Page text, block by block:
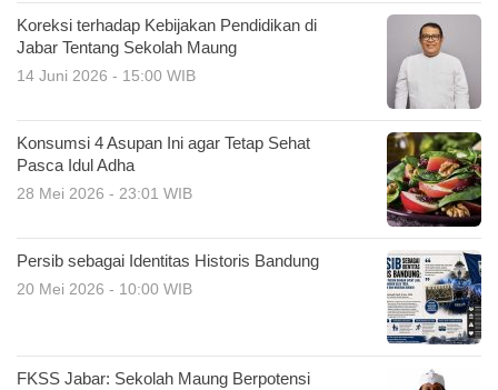
Koreksi terhadap Kebijakan Pendidikan di
Jabar Tentang Sekolah Maung
14 Juni 2026 - 15:00 WIB
Konsumsi 4 Asupan Ini agar Tetap Sehat
Pasca Idul Adha
28 Mei 2026 - 23:01 WIB
Persib sebagai Identitas Historis Bandung
20 Mei 2026 - 10:00 WIB
FKSS Jabar: Sekolah Maung Berpotensi